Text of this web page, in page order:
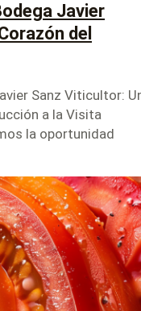
Javier
del
Sanz Viticultor:
a la Visita
la oportunidad